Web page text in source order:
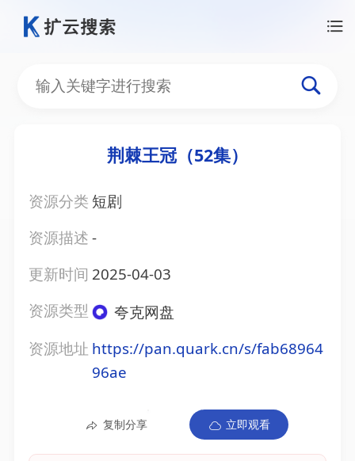
荆棘王冠（52集）
资源分类 短剧
资源描述-
更新时间 2025-04-03
资源类型
夸克网盘
资源地址 https://pan.quark.cn/s/fab68964
96ae
复制分享 立即观看